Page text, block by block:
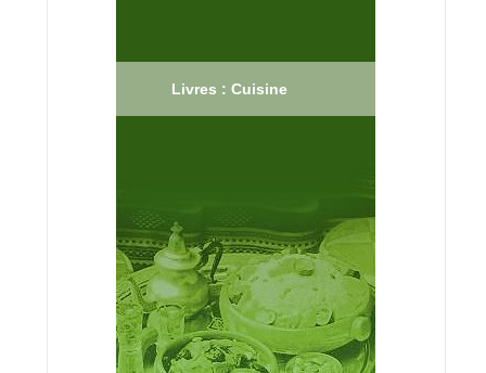
Livres : Cuisine